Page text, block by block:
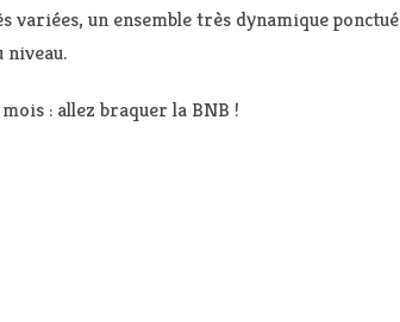
un ensemble très dynamique ponctué
niveau.
: allez braquer la BNB !